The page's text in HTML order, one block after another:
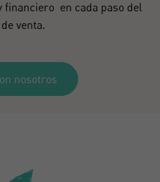
financiero en cada paso del
venta.
nosotros